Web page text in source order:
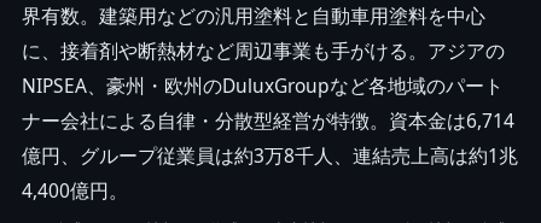
界有数。建築用などの汎用塗料と自動車用塗料を中心
に、接着剤や断熱材など周辺事業も手がける。アジアの
NIPSEA、豪州・欧州のDuluxGroupなど各地域のパート
ナー会社による自律・分散型経営が特徴。資本金は6,714
億円、グループ従業員は約3万8千人、連結売上高は約1兆
4,400億円。